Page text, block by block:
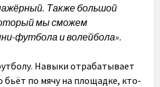
Также большой
мы сможем
футбола и волейбола».
Навыки отрабатывает
бьёт по мячу на площадке, кто-